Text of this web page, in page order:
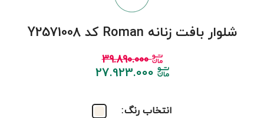
شلوار بافت زنانه Roman کد Y2571008
39.890.000
27.923.000
انتخاب رنگ